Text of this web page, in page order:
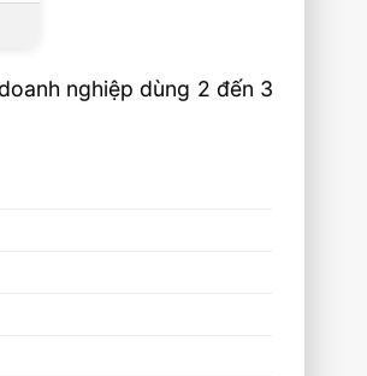
nghiệp dùng 2 đến 3